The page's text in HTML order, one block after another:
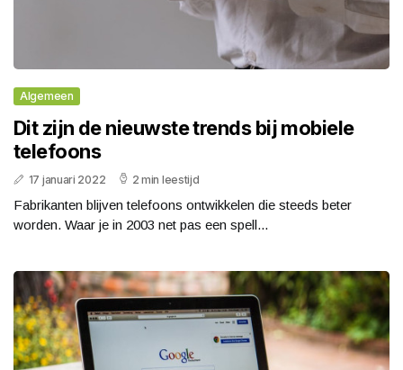
Algemeen
Dit zijn de nieuwste trends bij mobiele
telefoons
17 januari 2022 2 min leestijd
Fabrikanten blijven telefoons ontwikkelen die steeds beter
worden. Waar je in 2003 net pas een spell...